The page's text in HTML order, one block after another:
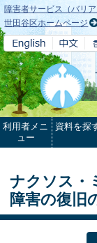
本文へ
障害者サービス（バリア
世田谷区ホームページ
利用者メニ
ュー
資料を探
ナクソス・
障害の復旧